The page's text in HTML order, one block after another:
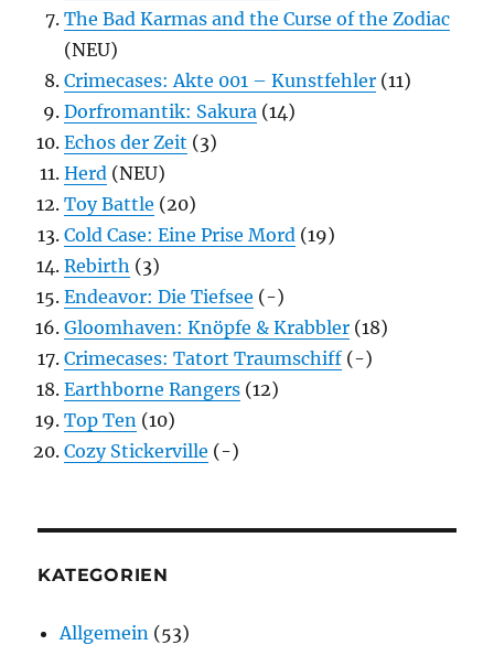
The Bad Karmas and the Curse of the Zodiac
(NEU)
Crimecases: Akte 001 – Kunstfehler (11)
Dorfromantik: Sakura (14)
Echos der Zeit (3)
Herd (NEU)
Toy Battle (20)
Cold Case: Eine Prise Mord (19)
Rebirth (3)
Endeavor: Die Tiefsee (-)
Gloomhaven: Knöpfe & Krabbler (18)
Crimecases: Tatort Traumschiff (-)
Earthborne Rangers (12)
Top Ten (10)
Cozy Stickerville (-)
KATEGORIEN
Allgemein (53)